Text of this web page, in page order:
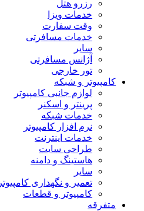
رزرو هتل
خدمات ویزا
وقت سفارت
خدمات مسافرتی
سایر
آژانس مسافرتی
تور خارجی
کامپیوتر و شبکه
لوازم جانبی کامپیوتر
پرینتر و اسکنر
خدمات شبکه
نرم افزار کامپیوتر
خدمات اینترنت
طراحی سایت
هاستینگ و دامنه
سایر
تعمیر و نگهداری کامپیوتر
کامپیوتر و قطعات
متفرقه